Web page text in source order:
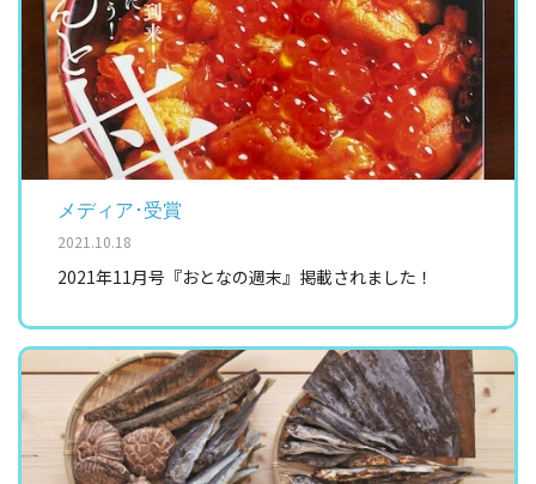
メディア･受賞
2021.10.18
2021年11月号『おとなの週末』掲載されました！